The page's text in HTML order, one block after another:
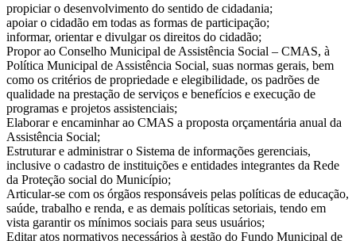
propiciar o desenvolvimento do sentido de cidadania;
apoiar o cidadão em todas as formas de participação;
informar, orientar e divulgar os direitos do cidadão;
Propor ao Conselho Municipal de Assistência Social – CMAS, à
Política Municipal de Assistência Social, suas normas gerais, bem
como os critérios de propriedade e elegibilidade, os padrões de
qualidade na prestação de serviços e benefícios e execução de
programas e projetos assistenciais;
Elaborar e encaminhar ao CMAS a proposta orçamentária anual da
Assistência Social;
Estruturar e administrar o Sistema de informações gerenciais,
inclusive o cadastro de instituições e entidades integrantes da Rede
da Proteção social do Município;
Articular-se com os órgãos responsáveis pelas políticas de educação,
saúde, trabalho e renda, e as demais políticas setoriais, tendo em
vista garantir os mínimos sociais para seus usuários;
Editar atos normativos necessários à gestão do Fundo Municipal de